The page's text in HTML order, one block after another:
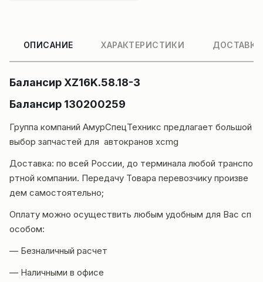
ОПИСАНИЕ ХАРАКТЕРИСТИКИ
Балансир XZ16K.58.18-3
Балансир 130200259
Группа компаний АмурСпецТехникс предлагает большой
выбор запчастей для автокранов xcmg
Доставка: по всей России, до терминала любой транспо
ртной компании. Передачу Товара перевозчику произве
дем самостоятельно;
Оплату можно осуществить любым удобным для Вас сп
особом:
— Безналичный расчет
— Наличными в офисе